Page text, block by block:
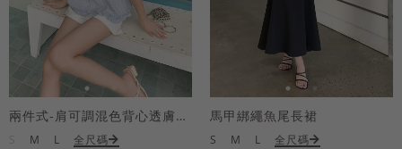
兩件式-肩可調混色背心透膚上衣套組
M L 全尺碼
馬甲綁繩魚尾長裙
S M L 全尺碼